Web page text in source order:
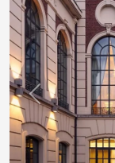
Zurück